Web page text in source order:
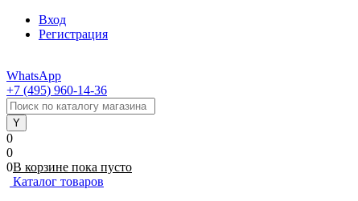
Вход
Регистрация
WhatsApp
+7 (495) 960-14-36
0
0
0В корзине пока пусто
Каталог товаров